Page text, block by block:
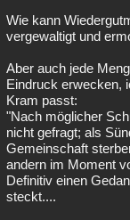
Wie kann
vergewaltigt und
Aber auch jede
Eindruck erwecken,
Kram passt:
"Nach möglicher
nicht gefragt; als
Gemeinschaft
andern im Moment
Definitiv einen
steckt....